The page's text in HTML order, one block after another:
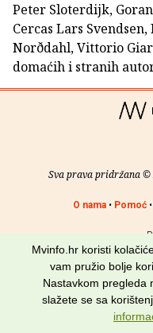
Peter Sloterdijk,
Cercas Lars
Norðdahl, Vittorio
domaćih i stranih
Sva prava pridržana ©
O nama• Pomoć•
Mvinfo.hr koristi
vam pružio bolje
Nastavkom pregleda
slažete se sa